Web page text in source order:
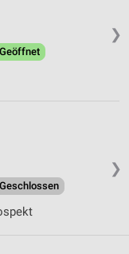
❯
Geöffnet
❯
Geschlossen
oder